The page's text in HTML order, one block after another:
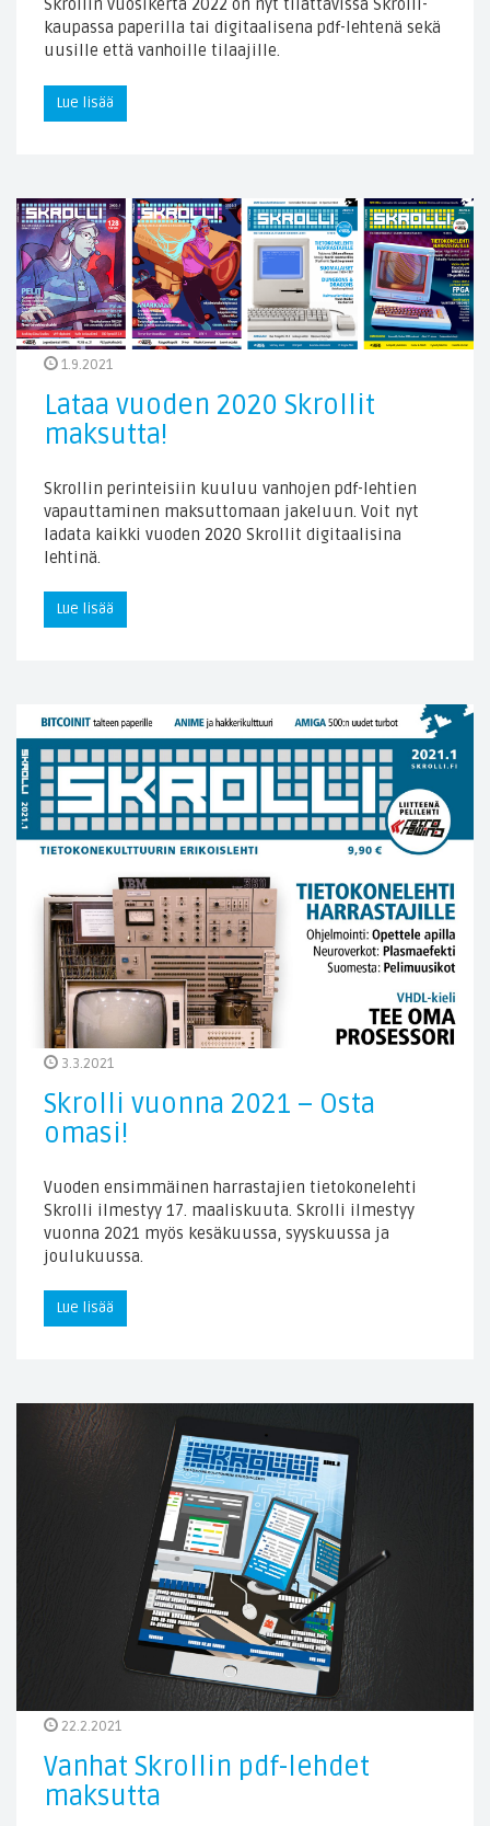
Skrollin vuosikerta 2022 on nyt tilattavissa Skrolli-
kaupassa paperilla tai digitaalisena pdf-lehtenä sekä
uusille että vanhoille tilaajille.
Lue lisää
1.9.2021
Lataa vuoden 2020 Skrollit
maksutta!
Skrollin perinteisiin kuuluu vanhojen pdf-lehtien
vapauttaminen maksuttomaan jakeluun. Voit nyt
ladata kaikki vuoden 2020 Skrollit digitaalisina
lehtinä.
Lue lisää
3.3.2021
Skrolli vuonna 2021 – Osta
omasi!
Vuoden ensimmäinen harrastajien tietokonelehti
Skrolli ilmestyy 17. maaliskuuta. Skrolli ilmestyy
vuonna 2021 myös kesäkuussa, syyskuussa ja
joulukuussa.
Lue lisää
22.2.2021
Vanhat Skrollin pdf-lehdet
maksutta